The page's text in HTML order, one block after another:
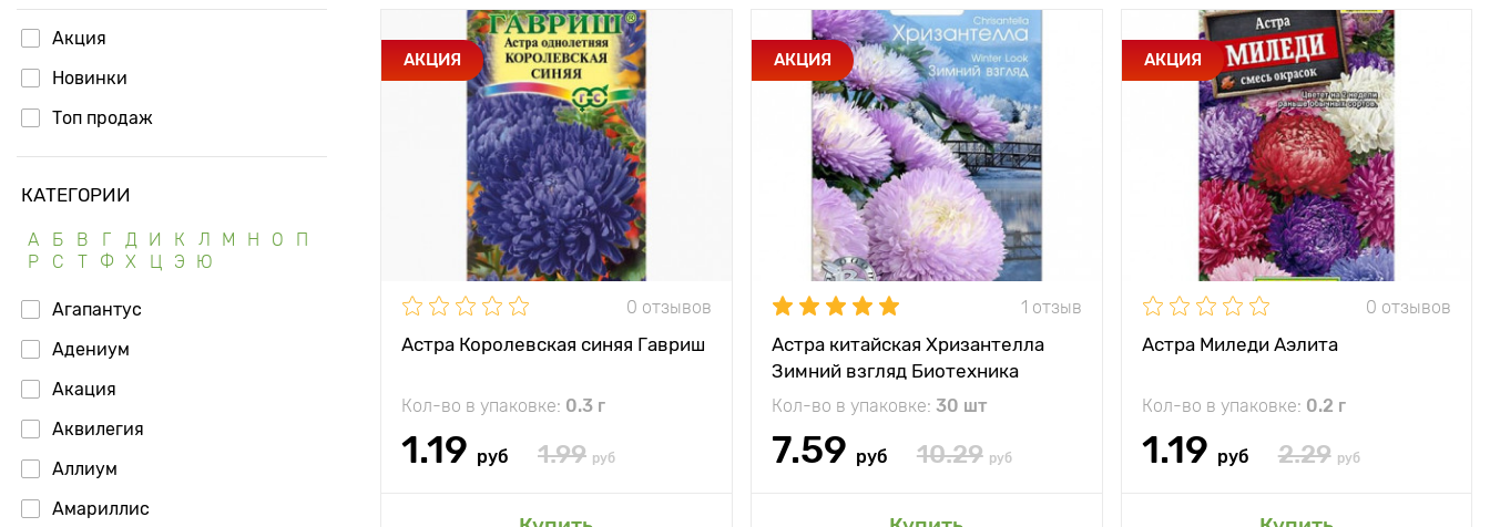
Акция
Новинки
Топ продаж
КАТЕГОРИИ
А Б В Г Д И К Л М Н О
П
Р
С Т Ф Х Ц Э Ю
Агапантус
Адениум
Акация
Аквилегия
Аллиум
Амариллис
АКЦИЯ
0 отзывов
Астра Королевская синяя Гавриш
Кол-во в упаковке: 0.3 г
1.19 руб 1.99 руб
Особенности
Соцветия крупные,
пионовидные
Высота растения до 100 см
Растояние между
растениями
30 х 40 см
Местоположение солнечное место
АКЦИЯ
1 отзыв
Астра китайская Хризантелла
Зимний взгляд Биотехника
Кол-во в упаковке: 30 шт
7.59 руб 10.29 руб
Особенности
Сочетание качества
и стойкости
хризантемы и
очарование астры
Высота растения 60 - 80 см
Растояние между
растениями
30 х 40 см
Местоположение солнечное место
АКЦИЯ
0 отзывов
Астра Миледи Аэлита
Кол-во в упаковке: 0.2 г
1.19 руб 2.29 руб
Особенности
Без проблем
переносит засуху и
температурные
колебания.
Высота растения до 100 см
Растояние между
растениями
30 х 40 см
Местоположение солнечное место